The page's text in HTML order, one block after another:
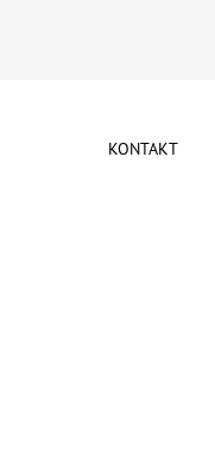
KONTAKT